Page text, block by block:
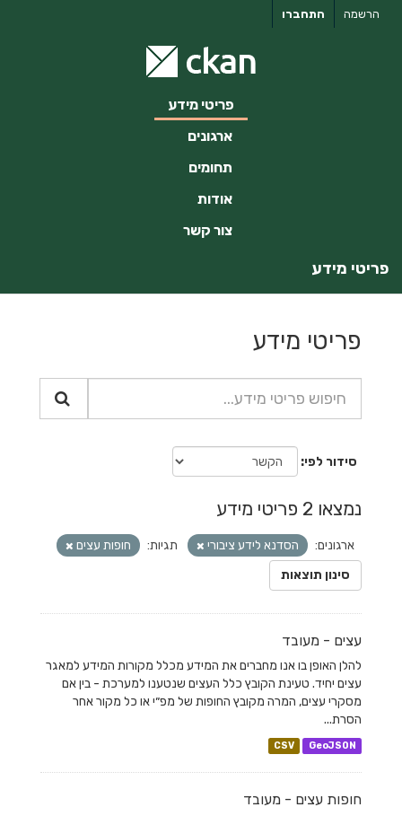
התחברו הרשמה
פריטי מידע
ארגונים
תחומים
אודות
צור קשר
פריטי מידע
פריטי מידע
סידור לפי
נמצאו 2 פריטי מידע
ארגונים: הסדנא לידע ציבורי תגיות:
חופות עצים
סינון תוצאות
עצים - מעובד
להלן האופן בו אנו מחברים את המידע מכלל מקורות המידע למאגר
עצים יחיד. טעינת הקובץ כלל העצים שנטענו למערכת - בין אם
מסקרי עצים, המרה מקובץ החופות של מפ״י או כל מקור אחר
הסרת...
CSV GeoJSON
חופות עצים - מעובד